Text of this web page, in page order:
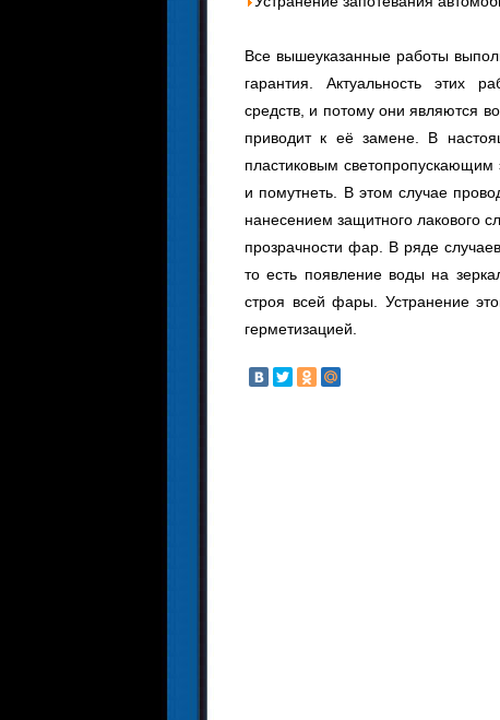
Все вышеуказанные работы
гарантия. Актуальность этих
средств, и потому они являются
приводит к её замене. В
пластиковым
и помутнеть. В этом случае
нанесением защитного лакового
прозрачности фар. В ряде
то есть появление воды на
строя всей фары. Устранение
герметизацией.